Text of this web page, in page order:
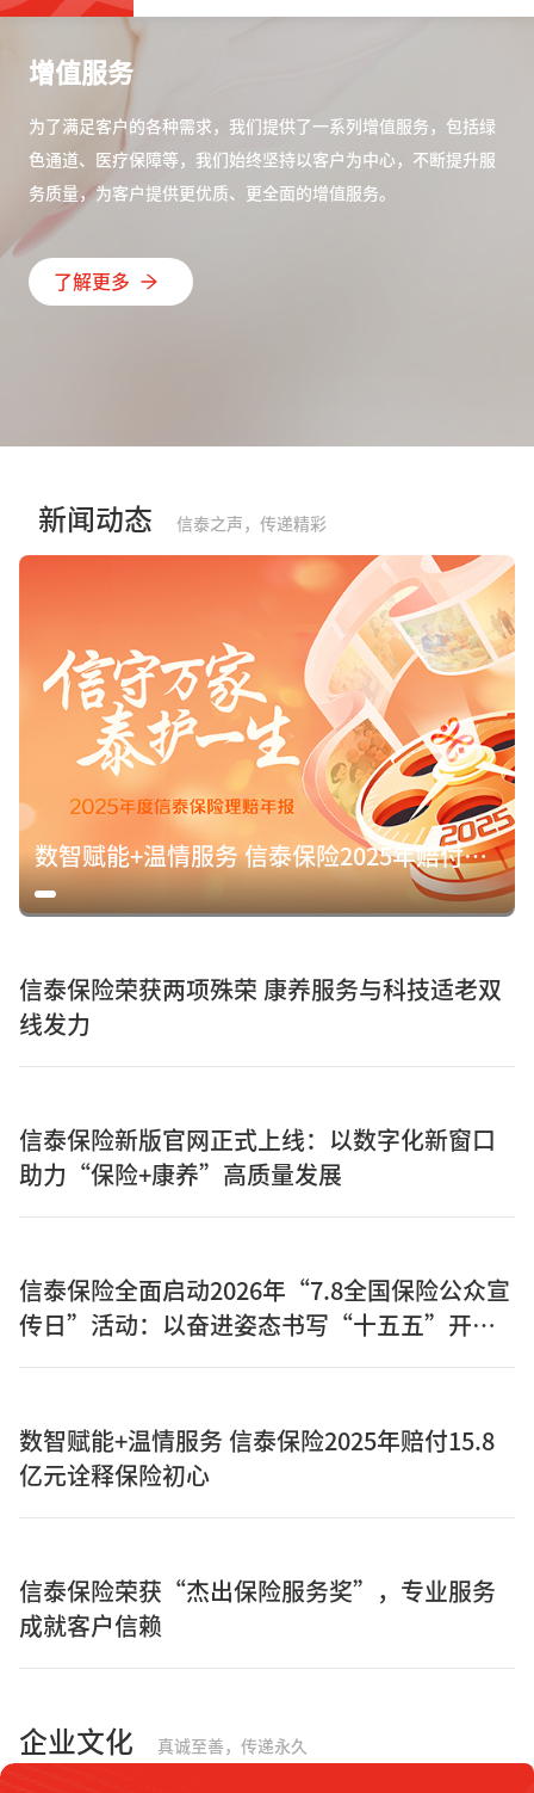
增值服务
为了满足客户的各种需求，我们提供了一系列增值服务，包括绿
色通道、医疗保障等，我们始终坚持以客户为中心，不断提升服
务质量，为客户提供更优质、更全面的增值服务。
了解更多
新闻动态 信泰之声，传递精彩
数智赋能+温情服务 信泰保险2025年赔付15.8亿元诠释保险初心
信泰保险荣获两项殊荣 康养服务与科技适老双
线发力
信泰保险新版官网正式上线：以数字化新窗口
助力“保险+康养”高质量发展
信泰保险全面启动2026年“7.8全国保险公众宣
传日”活动：以奋进姿态书写“十五五”开局
数智赋能+温情服务 信泰保险2025年赔付15.8
亿元诠释保险初心
信泰保险荣获“杰出保险服务奖”，专业服务
成就客户信赖
企业文化 真诚至善，传递永久